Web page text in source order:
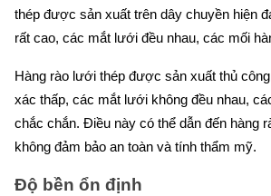
thép được sản xuất trên dây chuyền hiện
rất cao, các mắt lưới đều nhau, các mối
Hàng rào lưới thép được sản xuất thủ
xác thấp, các mắt lưới không đều nhau,
chắc chắn. Điều này có thể dẫn đến hàng
không đảm bảo an toàn và tính thẩm mỹ.
Độ bền ổn định